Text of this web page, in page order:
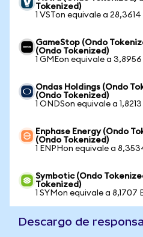
Tokenized)
1 VSTon equivale a
GameStop (Ondo
(Ondo Tokenized)
1 GMEon equivale a
Ondas Holdings (Ondo
(Ondo Tokenized)
1 ONDSon equivale a
Enphase Energy (Ondo
(Ondo Tokenized)
1 ENPHon equivale a
Symbotic (Ondo
Tokenized)
1 SYMon equivale a 8,1707
Descargo de